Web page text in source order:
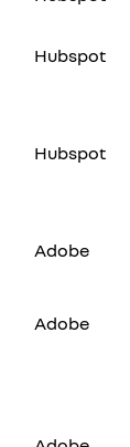
Hubspot
Hubspot
Adobe
Adobe